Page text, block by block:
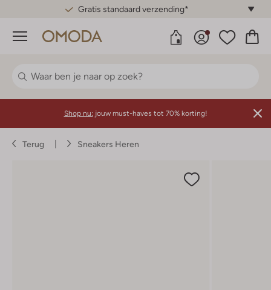
Gratis standaard verzending*
Menu
Shop nu: jouw must-haves tot 70% korting!
Terug Sneakers Heren